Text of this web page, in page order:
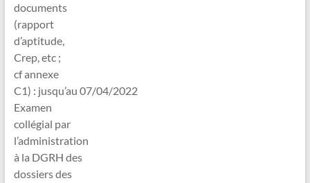
documents
(rapport
d’aptitude,
Crep, etc ;
cf annexe
C1) : jusqu’au 07/04/2022
Examen
collégial par
l’administration
à la DGRH des
dossiers des